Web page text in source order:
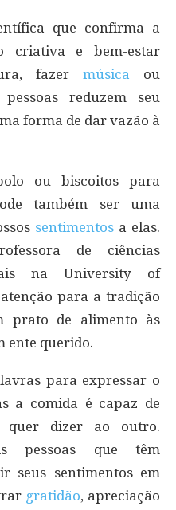
que confirma a
criativa e bem-estar
fazermúsica ou
reduzem seu
forma de dar vazão à
ou biscoitos para
também ser uma
sentimentosa elas.
de ciências
na University of
para a tradição
prato de alimento às
ente querido.
para expressar o
a comida é capaz de
dizer ao outro.
pessoas que têm
seus sentimentos em
gratidão, apreciação